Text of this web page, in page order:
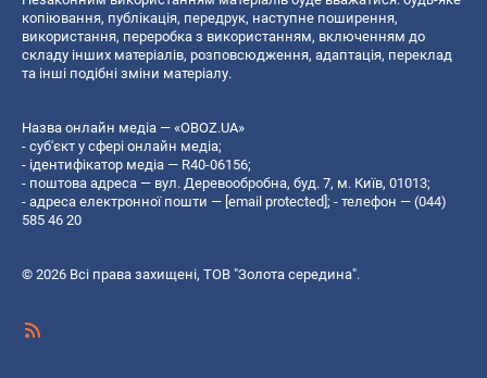
копiювання, публiкацiя, передрук, наступне поширення,
використання, переробка з використанням, включенням до
складу інших матеріалів, розповсюдження, адаптація, переклад
та інші подібні зміни матеріалу.
Назва онлайн медіа — «OBOZ.UA»
- суб'єкт у сфері онлайн медіа;
- ідентифікатор медіа — R40-06156;
- поштова адреса — вул. Деревообробна, буд. 7, м. Київ, 01013;
- адреса електронної пошти — [email protected] ; - телефон — (044)
585 46 20
© 2026 Всі права захищені, ТОВ "Золота середина".